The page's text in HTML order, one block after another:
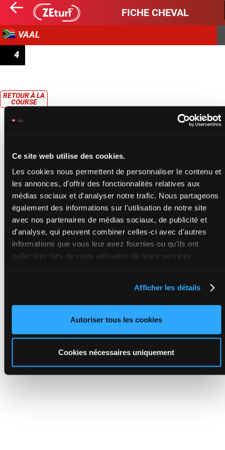
Ce site web utilise des cookies.
Les cookies nous permettent de personnaliser le contenu et
les annonces, d'offrir des fonctionnalités relatives aux
médias sociaux et d'analyser notre trafic. Nous partageons
également des informations sur l'utilisation de notre site
avec nos partenaires de médias sociaux, de publicité et
d'analyse, qui peuvent combiner celles-ci avec d'autres
informations que vous leur avez fournies ou qu'ils ont
collectées lors de votre utilisation de leurs services.
Afficher les détails
Autoriser tous les cookies
Cookies nécessaires uniquement
FICHE CHEVAL
VAAL
4
RETOUR À LA
COURSE